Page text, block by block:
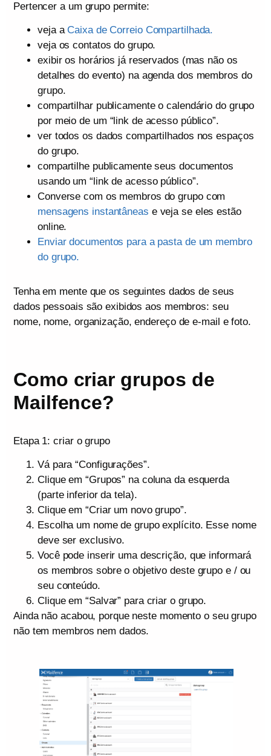
Pertencer a um grupo permite:
veja a Caixa de Correio Compartilhada.
veja os contatos do grupo.
exibir os horários já reservados (mas não os
detalhes do evento) na agenda dos membros do
grupo.
compartilhar publicamente o calendário do grupo
por meio de um “link de acesso público”.
ver todos os dados compartilhados nos espaços
do grupo.
compartilhe publicamente seus documentos
usando um “link de acesso público”.
Converse com os membros do grupo com
mensagens instantâneas e veja se eles estão
online.
Enviar documentos para a pasta de um membro
do grupo.
Tenha em mente que os seguintes dados de seus
dados pessoais são exibidos aos membros: seu
nome, nome, organização, endereço de e-mail e foto.
Como criar grupos de
Mailfence?
Etapa 1: criar o grupo
Vá para “Configurações”.
Clique em “Grupos” na coluna da esquerda
(parte inferior da tela).
Clique em “Criar um novo grupo”.
Escolha um nome de grupo explícito. Esse nome
deve ser exclusivo.
Você pode inserir uma descrição, que informará
os membros sobre o objetivo deste grupo e / ou
seu conteúdo.
Clique em “Salvar” para criar o grupo.
Ainda não acabou, porque neste momento o seu grupo
não tem membros nem dados.